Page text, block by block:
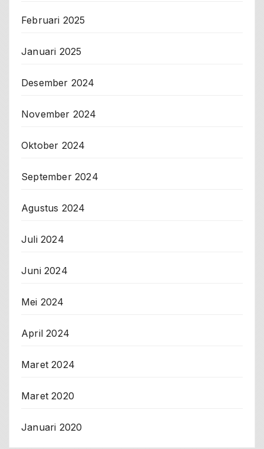
Februari 2025
Januari 2025
Desember 2024
November 2024
Oktober 2024
September 2024
Agustus 2024
Juli 2024
Juni 2024
Mei 2024
April 2024
Maret 2024
Maret 2020
Januari 2020